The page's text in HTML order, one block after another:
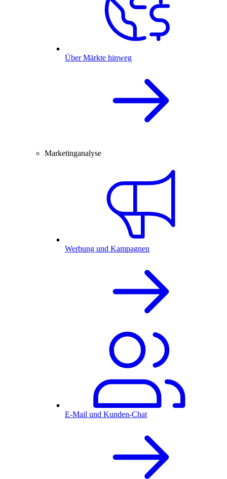
Über Märkte hinweg
Marketinganalyse
Werbung und Kampagnen
E-Mail und Kunden-Chat